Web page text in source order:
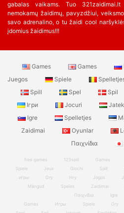
gabalas vaikams. Tuo
nemokamų žaidimų, pavyzdžiui,
savo adrenalino, o tu žaidi cool
įdomius žaidimus!!!
Games Games
Juegos
Spiele
Spill
Spel Spil
Ігри
Jocuri
Igre
Spelletjes
Zaidimai
Oyunlar
Παιχνίδια
free games 123spill Games
Spiele
Jeux Giochi Spill
игры
Gry Hry Jogos
Mängud
Speles Zaidimai
Παιχνίδια
Igre
Games
Игры Spiele Gry